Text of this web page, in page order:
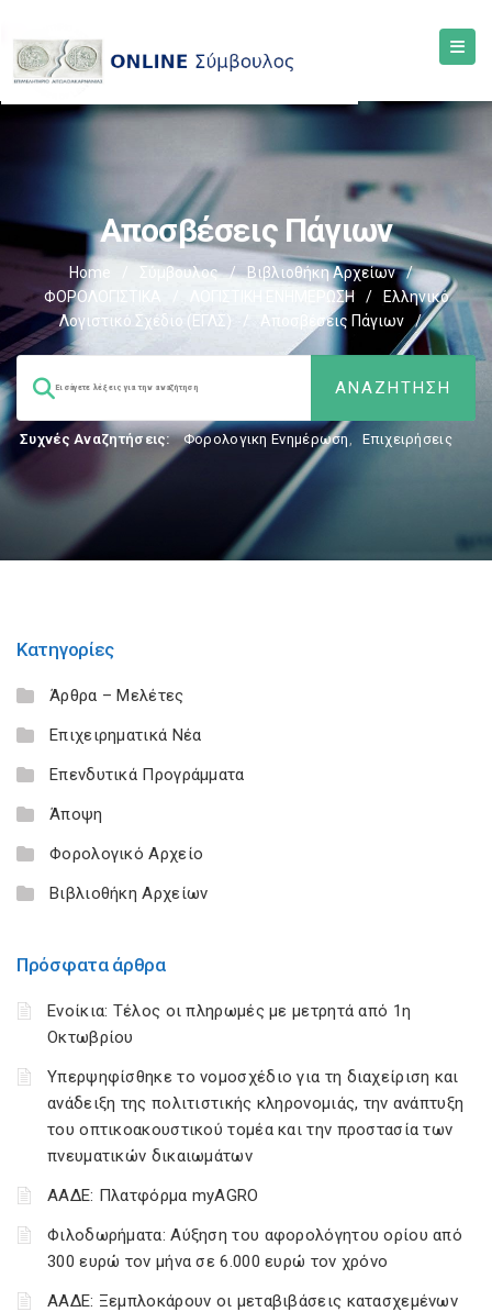
Αποσβέσεις Πάγιων
Home Σύμβουλος / Βιβλιοθήκη Αρχείων
/
ΦΟΡΟΛΟΓΙΣΤΙΚΑ
ΛΟΓΙΣΤΙΚΗ ΕΝΗΜΕΡΩΣΗ /
Ελληνικό
Λογιστικό Σχέδιο (ΕΓΛΣ)
/ Αποσβέσεις Πάγιων /
Συχνές Αναζητήσεις: Φορολογικη Ενημέρωση, Επιχειρήσεις
Κατηγορίες
Άρθρα – Μελέτες
Επιχειρηματικά Νέα
Επενδυτικά Προγράμματα
Άποψη
Φορολογικό Αρχείο
Βιβλιοθήκη Αρχείων
Πρόσφατα άρθρα
Ενοίκια: Τέλος οι πληρωμές με μετρητά από 1η
Οκτωβρίου
Υπερψηφίσθηκε το νομοσχέδιο για τη διαχείριση και
ανάδειξη της πολιτιστικής κληρονομιάς, την ανάπτυξη
του οπτικοακουστικού τομέα και την προστασία των
πνευματικών δικαιωμάτων
ΑΑΔΕ: Πλατφόρμα myAGRO
Φιλοδωρήματα: Αύξηση του αφορολόγητου ορίου από
300 ευρώ τον μήνα σε 6.000 ευρώ τον χρόνο
ΑΑΔΕ: Ξεμπλοκάρουν οι μεταβιβάσεις κατασχεμένων